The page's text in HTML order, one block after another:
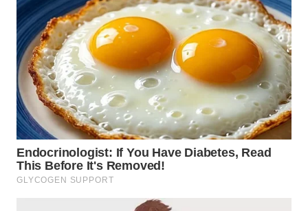
TENGAH
WN DELI
SERDANG
WN
TEBING
TINGGI
WN
PAKPAK